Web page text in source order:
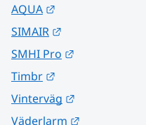
AQUA
SIMAIR
SMHI Pro
Timbr
Vinterväg
Väderlarm